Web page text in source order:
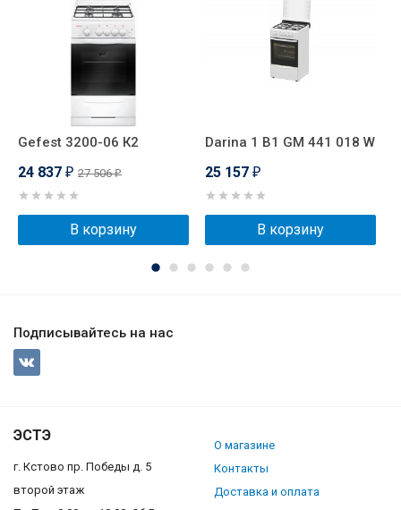
Gefest 3200-06 К2
24 837 ₽ 27 506₽
В корзину
Darina 1 B1 GM 441 018 W
25 157 ₽
В корзину
Подписывайтесь на нас
ЭСТЭ
г. Кстово пр. Победы д. 5
второй этаж
О магазине
Контакты
Доставка и оплата